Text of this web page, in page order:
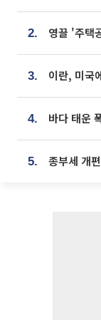
2.
3.
4. 바다 태운
5.